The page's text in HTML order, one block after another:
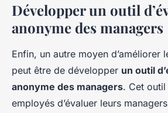
Développer un outil
anonyme des managers
Enfin, un autre moyen d’améliorer
peut être de développer un outil
anonyme des managers. Cet
employés d’évaluer leurs